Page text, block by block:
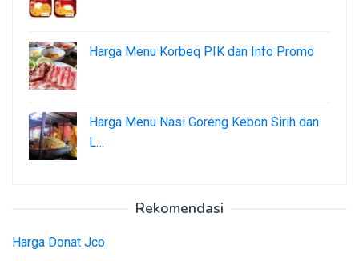
Harga Menu Korbeq PIK dan Info Promo
Harga Menu Nasi Goreng Kebon Sirih dan
L…
Rekomendasi
Harga Donat Jco